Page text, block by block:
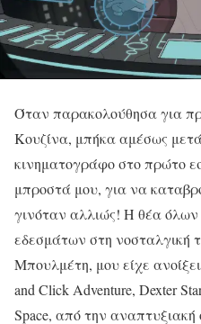
Όταν παρακολούθησα για
Κουζίνα, μπήκα αμέσως
κινηματογράφο στο πρώτο
μπροστά μου, για να
γινόταν αλλιώς! Η θέα
εδεσμάτων στη νοσταλγική
Μπουλμέτη, μου είχε
and Click Adventure, Dexter
Space, από την αναπτυξιακή